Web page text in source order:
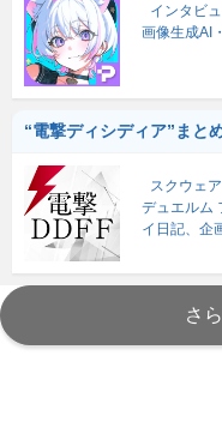
インタビ
画像生成AI
“電撃ディシディア”まと
スクウェ
デュエルム
イ日記、企
さ